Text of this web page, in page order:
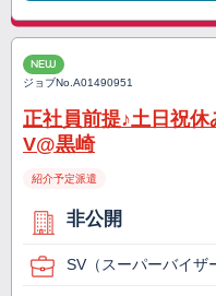
NEW
ジョブNo.A01490951
正社員前提♪土日祝
V@黒崎
紹介予定派遣
非公開
SV（スーパーバイザ